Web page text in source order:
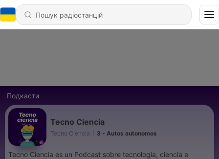
Подкасти
Tecno Ciencia
Tecno Ciencia 3 - Autos autonomos
Tecno Ciencia es un Podcast sobre tecnología, ciencia e